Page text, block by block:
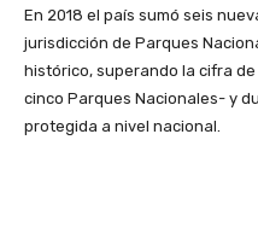
En 2018 el país sumó seis
jurisdicción de Parques
histórico, superando la cifra
cinco Parques Nacionales- y
protegida a nivel nacional.